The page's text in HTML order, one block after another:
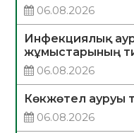
06.08.2026
Инфекциялық
жұмыстарының
06.08.2026
Көкжөтел ауруы
06.08.2026